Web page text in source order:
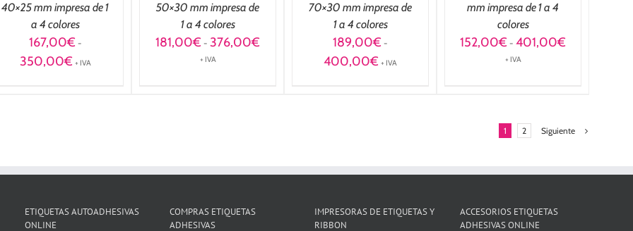
40×25 mm impresa de 1
a 4 colores
167,00€ -
350,00€Rango
+ IVA
50×30 mm impresa de
1 a 4 colores
181,00€ - 376,00€Rango
+ IVA
70×30 mm impresa de
1 a 4 colores
189,00€ -
400,00€Rango
+ IVA
mm impresa de 1 a 4
colores
152,00€ - 401,00€Rango
+ IVA
1 2 Siguiente
ETIQUETAS AUTOADHESIVAS
ONLINE
COMPRAS ETIQUETAS
ADHESIVAS
IMPRESORAS DE ETIQUETAS Y
RIBBON
ACCESORIOS ETIQUETAS
ADHESIVAS ONLINE